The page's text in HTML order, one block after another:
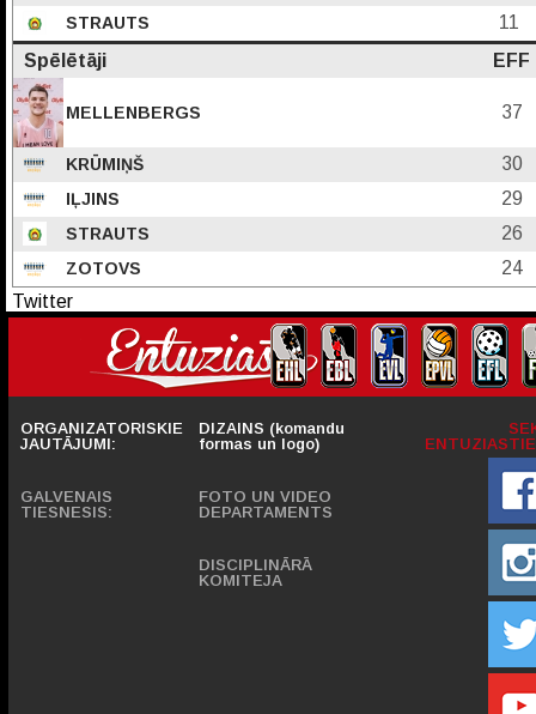
STRAUTS
11
Spēlētāji
EFF
MELLENBERGS 37
KRŪMIŅŠ 30
IĻJINS 29
STRAUTS 26
ZOTOVS
24
Twitter
ORGANIZATORISKIE
JAUTĀJUMI:
GALVENAIS
TIESNESIS:
DIZAINS (komandu
formas un logo)
FOTO UN VIDEO
DEPARTAMENTS
DISCIPLINĀRĀ
KOMITEJA